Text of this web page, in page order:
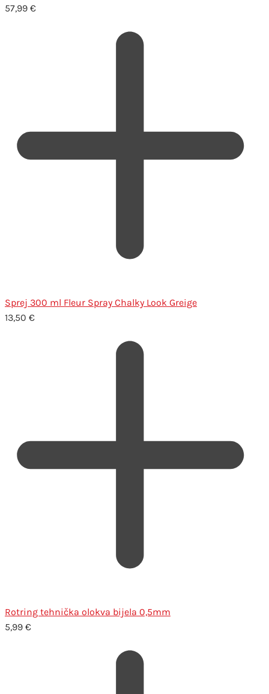
57,99 €
Sprej 300 ml Fleur Spray Chalky Look Greige
13,50 €
Rotring tehnička olokva bijela 0,5mm
5,99 €